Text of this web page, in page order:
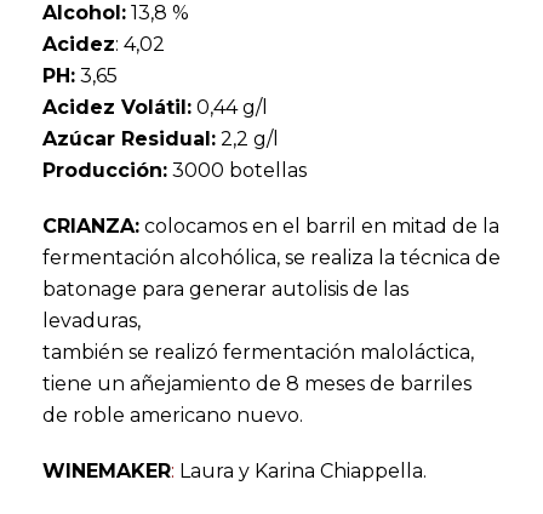
Alcohol: 13,8 %
Acidez: 4,02
PH: 3,65
Acidez Volátil: 0,44 g/l
Azúcar Residual: 2,2 g/l
Producción: 3000 botellas
CRIANZA: colocamos en el barril en mitad de la
fermentación alcohólica, se realiza la técnica de
batonage para generar autolisis de las
levaduras,
también se realizó fermentación maloláctica,
tiene un añejamiento de 8 meses de barriles
de roble americano nuevo.
WINEMAKER: Laura y Karina Chiappella.